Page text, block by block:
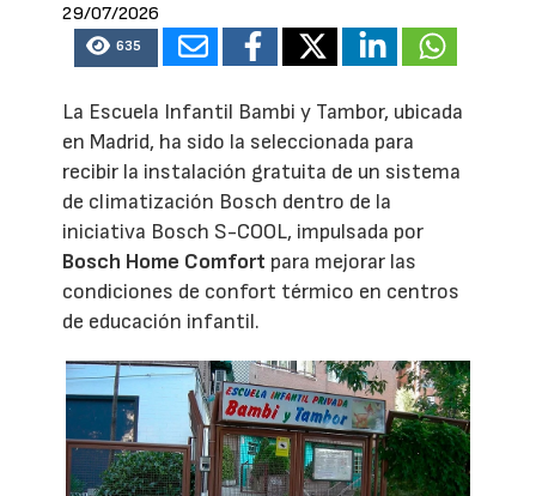
29/07/2026
635
La Escuela Infantil Bambi y Tambor, ubicada
en Madrid, ha sido la seleccionada para
recibir la instalación gratuita de un sistema
de climatización Bosch dentro de la
iniciativa Bosch S-COOL, impulsada por
Bosch Home Comfort para mejorar las
condiciones de confort térmico en centros
de educación infantil.